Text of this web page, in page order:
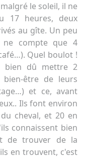
le soleil, il ne
17 heures, deux
au gîte. Un peu
ne compte que 4
Quel boulot !
bien dû mettre 2
être de leurs
et ce, avant
Ils font environ
cheval, et 20 en
connaissent bien
de trouver de la
en trouvent, c'est